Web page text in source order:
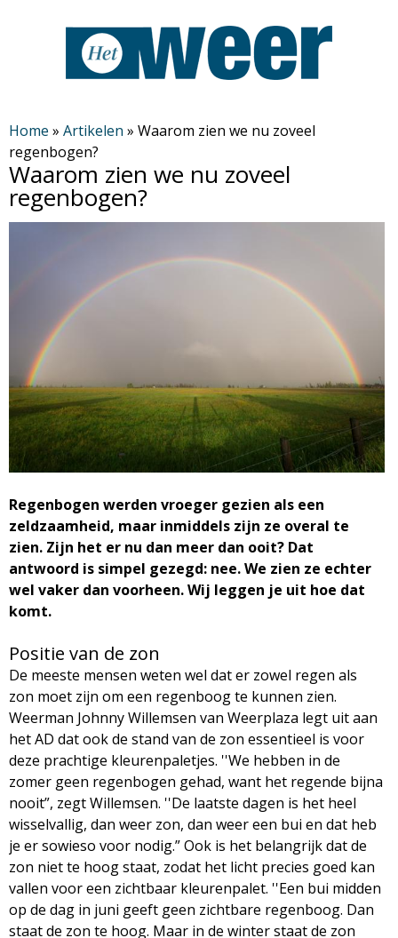
en
naar
algemene
gaan
H
e
t
r
M
a
g
a
z
i
n
e
Home » Artikelen » Waarom zien we nu zoveel
regenbogen?
Waarom zien we nu zoveel
regenbogen?
Regenbogen werden vroeger gezien als een
zeldzaamheid, maar inmiddels zijn ze overal te
zien. Zijn het er nu dan meer dan ooit? Dat
antwoord is simpel gezegd: nee. We zien ze echter
wel vaker dan voorheen. Wij leggen je uit hoe dat
komt.
Positie van de zon
De meeste mensen weten wel dat er zowel regen als
zon moet zijn om een regenboog te kunnen zien.
Weerman Johnny Willemsen van Weerplaza legt uit aan
het AD dat ook de stand van de zon essentieel is voor
deze prachtige kleurenpaletjes. ''We hebben in de
zomer geen regenbogen gehad, want het regende bijna
nooit”, zegt Willemsen. ''De laatste dagen is het heel
wisselvallig, dan weer zon, dan weer een bui en dat heb
je er sowieso voor nodig.” Ook is het belangrijk dat de
zon niet te hoog staat, zodat het licht precies goed kan
vallen voor een zichtbaar kleurenpalet. ''Een bui midden
op de dag in juni geeft geen zichtbare regenboog. Dan
staat de zon te hoog. Maar in de winter staat de zon